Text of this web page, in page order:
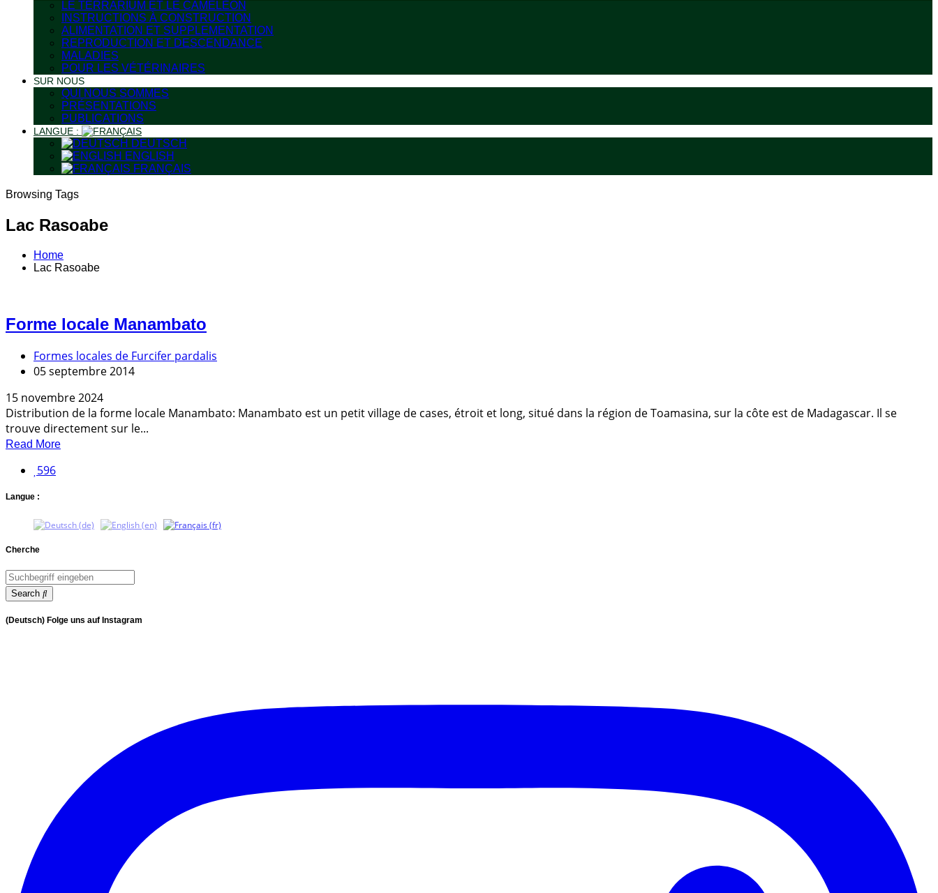
LE TERRARIUM ET LE CAMÉLÉON
INSTRUCTIONS À CONSTRUCTION
ALIMENTATION ET SUPPLEMENTATION
REPRODUCTION ET DESCENDANCE
MALADIES
POUR LES VÉTÉRINAIRES
SUR NOUS
QUI NOUS SOMMES
PRÉSENTATIONS
PUBLICATIONS
LANGUE :
DEUTSCH
ENGLISH
FRANÇAIS
Browsing Tags
Lac Rasoabe
Home
Lac Rasoabe
Forme locale Manambato
Formes locales de Furcifer pardalis
05 septembre 2014
15 novembre 2024
Distribution de la forme locale Manambato: Manambato est un petit village de cases, étroit et long, situé dans la région de Toamasina, sur la côte est de Madagascar. Il se
trouve directement sur le...
Read More
596
Langue :
Cherche
Search
(Deutsch) Folge uns auf Instagram